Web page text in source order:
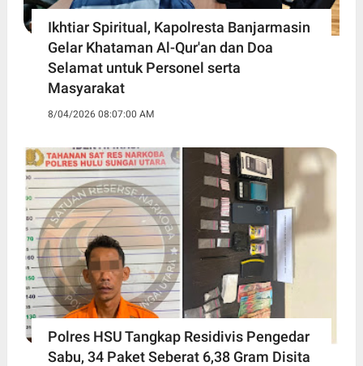
Ikhtiar Spiritual, Kapolresta Banjarmasin
Gelar Khataman Al-Qur'an dan Doa
Selamat untuk Personel serta
Masyarakat
8/04/2026 08:07:00 AM
Polres HSU Tangkap Residivis Pengedar
Sabu, 34 Paket Seberat 6,38 Gram Disita